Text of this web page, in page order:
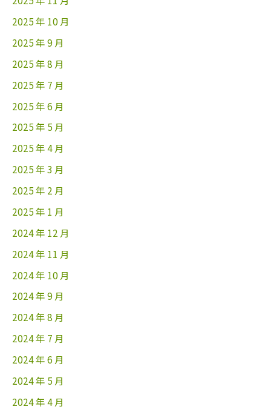
2025 年 10 月
2025 年 9 月
2025 年 8 月
2025 年 7 月
2025 年 6 月
2025 年 5 月
2025 年 4 月
2025 年 3 月
2025 年 2 月
2025 年 1 月
2024 年 12 月
2024 年 11 月
2024 年 10 月
2024 年 9 月
2024 年 8 月
2024 年 7 月
2024 年 6 月
2024 年 5 月
2024 年 4 月